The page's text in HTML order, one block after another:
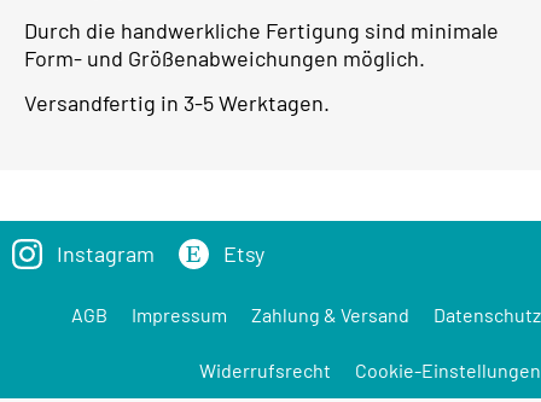
Durch die handwerkliche Fertigung sind minimale
Form- und Größenabweichungen möglich.
Versandfertig in 3-5 Werktagen.
Instagram Etsy
AGB Impressum Zahlung & Versand Datenschutz
Widerrufsrecht Cookie-Einstellungen